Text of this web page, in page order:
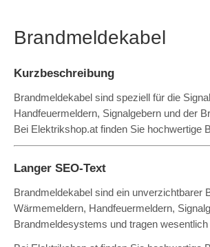
Brandmeldekabel
Kurzbeschreibung
Brandmeldekabel sind speziell für die
Handfeuermeldern, Signalgebern und der
Bei Elektrikshop.at finden Sie hochwertige
Langer SEO-Text
Brandmeldekabel sind ein unverzichtbarer
Wärmemeldern, Handfeuermeldern,
Brandmeldesystems und tragen